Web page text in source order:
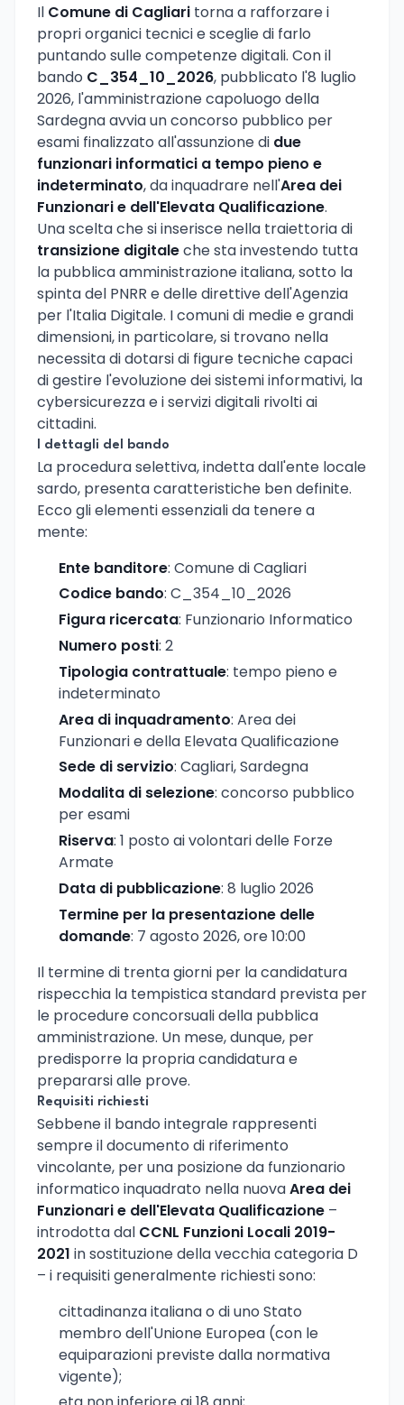
Il Comune di Cagliari torna a rafforzare i
propri organici tecnici e sceglie di farlo
puntando sulle competenze digitali. Con il
bando C_354_10_2026, pubblicato l'8 luglio
2026, l'amministrazione capoluogo della
Sardegna avvia un concorso pubblico per
esami finalizzato all'assunzione di due
funzionari informatici a tempo pieno e
indeterminato, da inquadrare nell'Area dei
Funzionari e dell'Elevata Qualificazione.
Una scelta che si inserisce nella traiettoria di
transizione digitaleche sta investendo tutta
la pubblica amministrazione italiana, sotto la
spinta del PNRR e delle direttive dell'Agenzia
per l'Italia Digitale. I comuni di medie e grandi
dimensioni, in particolare, si trovano nella
necessita di dotarsi di figure tecniche capaci
di gestire l'evoluzione dei sistemi informativi, la
cybersicurezza e i servizi digitali rivolti ai
cittadini.
I dettagli del bando
La procedura selettiva, indetta dall'ente locale
sardo, presenta caratteristiche ben definite.
Ecco gli elementi essenziali da tenere a
mente:
Ente banditore: Comune di Cagliari
Codice bando: C_354_10_2026
Figura ricercata: Funzionario Informatico
Numero posti: 2
Tipologia contrattuale: tempo pieno e
indeterminato
Area di inquadramento: Area dei
Funzionari e della Elevata Qualificazione
Sede di servizio: Cagliari, Sardegna
Modalita di selezione: concorso pubblico
per esami
Riserva: 1 posto ai volontari delle Forze
Armate
Data di pubblicazione: 8 luglio 2026
Termine per la presentazione delle
domande: 7 agosto 2026, ore 10:00
Il termine di trenta giorni per la candidatura
rispecchia la tempistica standard prevista per
le procedure concorsuali della pubblica
amministrazione. Un mese, dunque, per
predisporre la propria candidatura e
prepararsi alle prove.
Requisiti richiesti
Sebbene il bando integrale rappresenti
sempre il documento di riferimento
vincolante, per una posizione da funzionario
informatico inquadrato nella nuovaArea dei
Funzionari e dell'Elevata Qualificazione –
introdotta dal CCNL Funzioni Locali 2019-
2021 in sostituzione della vecchia categoria D
– i requisiti generalmente richiesti sono:
cittadinanza italiana o di uno Stato
membro dell'Unione Europea (con le
equiparazioni previste dalla normativa
vigente);